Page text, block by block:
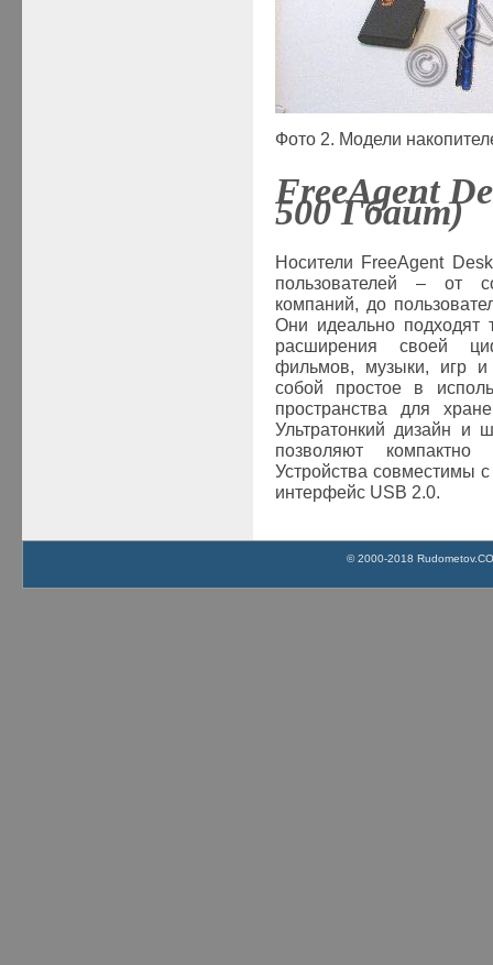
Фото 2. Модели
FreeAgent
500 Гбайт)
Носители FreeAgent
пользователей – от
компаний, до
Они идеально подходят
расширения своей
фильмов, музыки, игр и
собой простое в
пространства для
Ультратонкий дизайн и
позволяют компактно
Устройства совместимы
интерфейс USB 2.0.
© 2000-2018